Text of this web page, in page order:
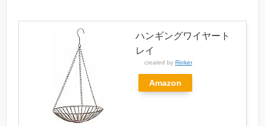
ハンギングワイヤート
レイ
created by Rinker
Amazon